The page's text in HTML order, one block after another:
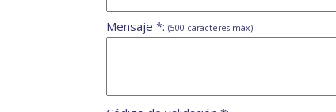
Mensaje *: (500 caracteres máx)